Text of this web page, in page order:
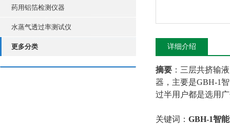
药用铝箔检测仪器
水蒸气透过率测试仪
更多分类 详细介绍
摘要 ：三层共挤输
器，主要是GBH-1
过半用户都是选用
关键词： GBH-1智